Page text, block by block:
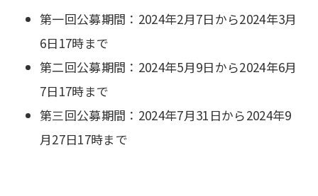
第一回公募期間：2024年2月7日から2024年3月
6日17時まで
第二回公募期間：2024年5月9日から2024年6月
7日17時まで
第三回公募期間：2024年7月31日から2024年9
月27日17時まで